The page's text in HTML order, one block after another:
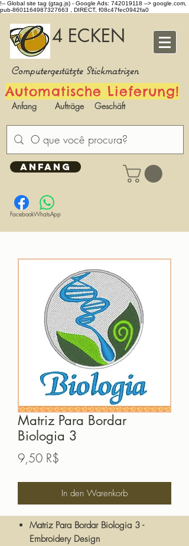
!-- Global site tag (gtag.js) - Google Ads: 742019118 --> google.com,
pub-8601164987327663 , DIRECT, f08c47fec0942fa0
4 ECKEN
Computergestützte Stickmatrizen
Automatische Lieferung!
Anfang Aufträge Geschäft
ANFANG
FacebookWhatsApp
Matriz Para Bordar
Biologia 3
9,50 R$
In den Warenkorb
Matriz Para Bordar Biologia 3 -
Embroidery Design